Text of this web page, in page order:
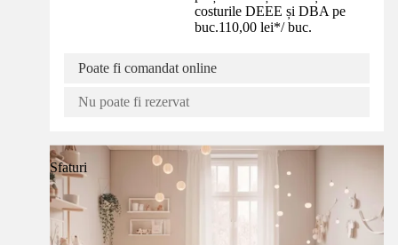
costurile DEEE și DBA pe
buc.110,00 lei*/ buc.
Poate fi comandat online
Nu poate fi rezervat
Sfaturi